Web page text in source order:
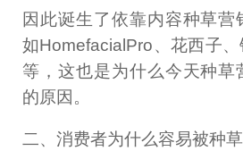
因此诞生了依靠内容种草营
如HomefacialPro、花西子
等，这也是为什么今天种草
的原因。
二、消费者为什么容易被种